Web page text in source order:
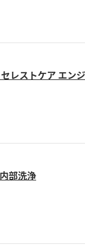
レストケア エン
部洗浄